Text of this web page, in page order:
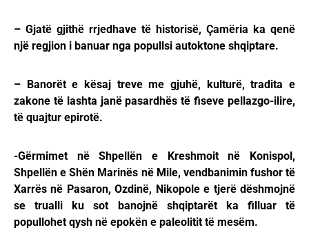
– Gjatë gjithë rrjedhave të historisë, Çamëria ka qenë
një regjion i banuar nga popullsi autoktone shqiptare.
– Banorët e kësaj treve me gjuhë, kulturë, tradita e
zakone të lashta janë pasardhës të fiseve pellazgo-ilire,
të quajtur epirotë.
-Gërmimet në Shpellën e Kreshmoit në Konispol,
Shpellën e Shën Marinës në Mile, vendbanimin fushor të
Xarrës në Pasaron, Ozdinë, Nikopole e tjerë dëshmojnë
se trualli ku sot banojnë shqiptarët ka filluar të
popullohet qysh në epokën e paleolitit të mesëm.